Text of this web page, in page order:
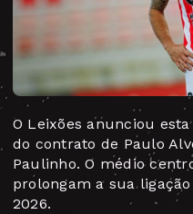
O Leixões anunciou
do contrato de Paulo
Paulinho. O médio
prolongam a sua
2026.